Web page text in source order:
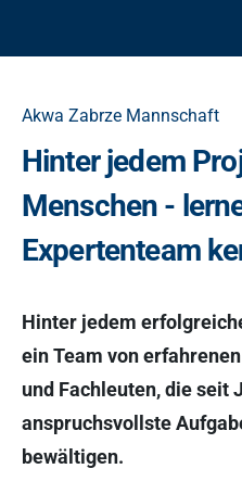
Akwa Zabrze Mannschaft
Hinter jedem
Menschen -
Expertenteam
Hinter jedem
ein Team von
und Fachleuten, die seit
anspruchsvollste
bewältigen.